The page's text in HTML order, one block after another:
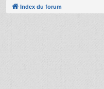
Index du forum